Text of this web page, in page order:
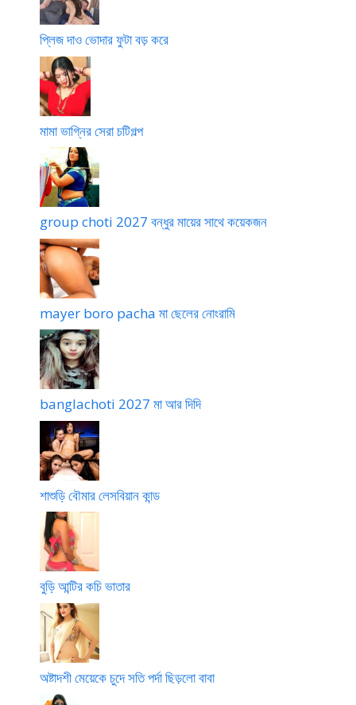
প্লিজ দাও ভোদার ফুটা বড় করে
মামা ভাগ্নির সেরা চটিগল্প
group choti 2027 বন্ধুর মায়ের সাথে কয়েকজন
mayer boro pacha মা ছেলের নোংরামি
banglachoti 2027 মা আর দিদি
শাশুড়ি বৌমার লেসবিয়ান কান্ড
বুড়ি আন্টির কচি ভাতার
অষ্টাদশী মেয়েকে চুদে সতি পর্দা ছিড়লো বাবা